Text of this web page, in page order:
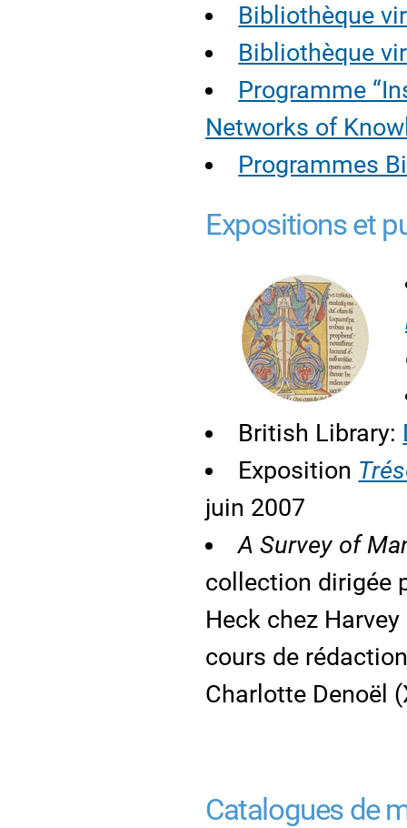
Bibliothèque
Bibliothèque
Programme
Networks of
Programmes
Expositions et
British Library:
Exposition
juin 2007
A Survey of
collection dirigée
Heck chez
cours de
Charlotte Denoël
Catalogues de